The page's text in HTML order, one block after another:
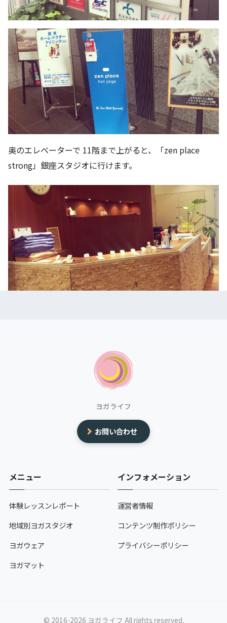
奥のエレベーターで 11階まで上がると、「zen place
strong」銀座スタジオに行けます。
ヨガライフ
お問い合わせ
メニュー
体験レッスンレポート
地域別ヨガスタジオ
ヨガウェア
ヨガマット
インフォメーション
運営者情報
コンテンツ制作ポリシー
プライバシーポリシー
© 2016-2026 ヨガライフ All rights reserved.